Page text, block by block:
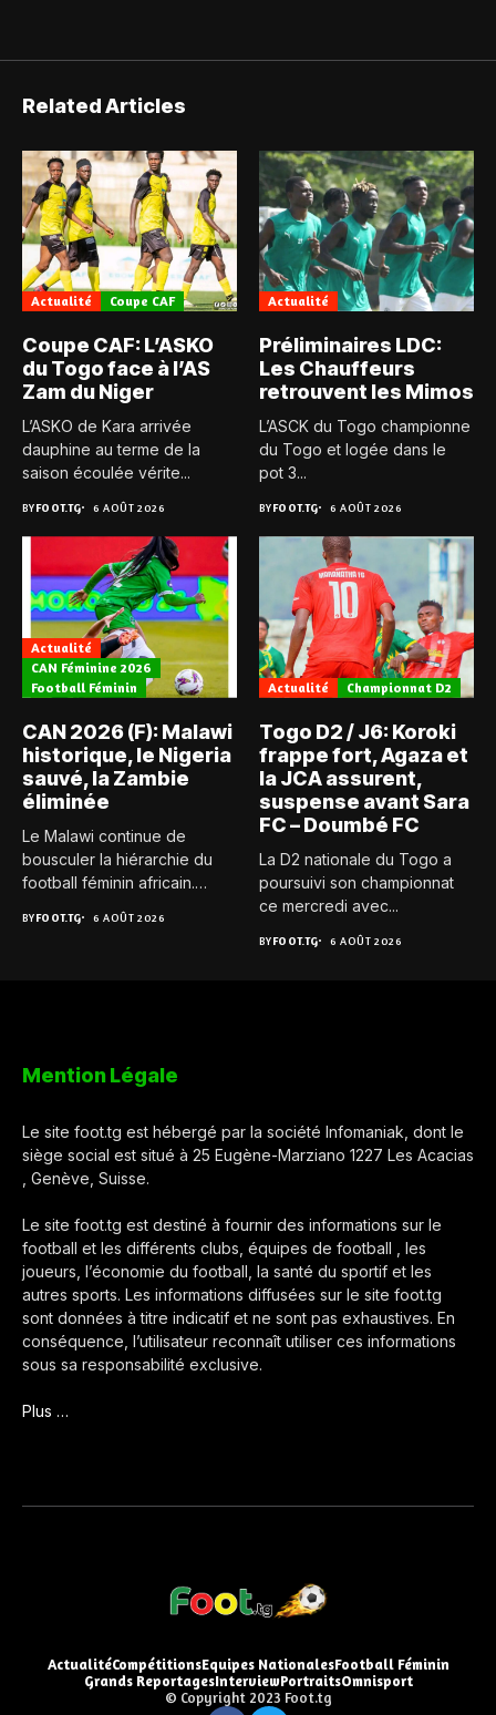
Related Articles
Actualité Coupe CAF
Coupe CAF: L’ASKO
du Togo face à l’AS
Zam du Niger
L’ASKO de Kara arrivée
dauphine au terme de la
saison écoulée vérite...
BYFOOT.TG 6 AOÛT 2026
Actualité
Préliminaires LDC:
Les Chauffeurs
retrouvent les Mimos
L’ASCK du Togo championne
du Togo et logée dans le
pot 3...
BYFOOT.TG 6 AOÛT 2026
Actualité
CAN Féminine 2026
Football Féminin
CAN 2026 (F): Malawi
historique, le Nigeria
sauvé, la Zambie
éliminée
Le Malawi continue de
bousculer la hiérarchie du
football féminin africain.
BYFOOT.TG 6 AOÛT 2026
Actualité Championnat D2
Togo D2 / J6: Koroki
frappe fort, Agaza et
la JCA assurent,
suspense avant Sara
FC – Doumbé FC
La D2 nationale du Togo a
poursuivi son championnat
ce mercredi avec...
BYFOOT.TG 6 AOÛT 2026
Mention Légale
Le site foot.tg est hébergé par la société Infomaniak, dont le
siège social est situé à 25 Eugène-Marziano 1227 Les Acacias
, Genève, Suisse.
Le site foot.tg est destiné à fournir des informations sur le
football et les différents clubs, équipes de football , les
joueurs, l’économie du football, la santé du sportif et les
autres sports. Les informations diffusées sur le site foot.tg
sont données à titre indicatif et ne sont pas exhaustives. En
conséquence, l’utilisateur reconnaît utiliser ces informations
sous sa responsabilité exclusive.
Plus …
ActualitéCompétitionsEquipes NationalesFootball Féminin
Grands ReportagesInterviewPortraitsOmnisport
© Copyright 2023 Foot.tg